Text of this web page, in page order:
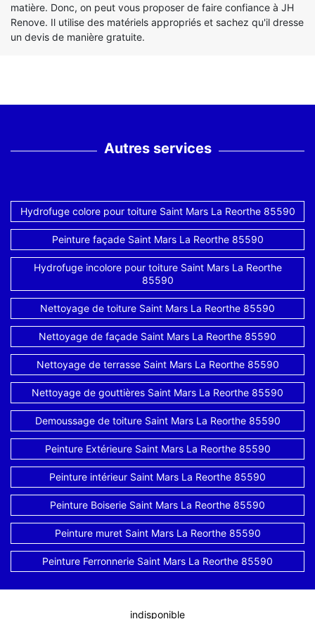
matière. Donc, on peut vous proposer de faire confiance à JH
Renove. Il utilise des matériels appropriés et sachez qu'il dresse
un devis de manière gratuite.
Autres services
Hydrofuge colore pour toiture Saint Mars La Reorthe 85590
Peinture façade Saint Mars La Reorthe 85590
Hydrofuge incolore pour toiture Saint Mars La Reorthe
85590
Nettoyage de toiture Saint Mars La Reorthe 85590
Nettoyage de façade Saint Mars La Reorthe 85590
Nettoyage de terrasse Saint Mars La Reorthe 85590
Nettoyage de gouttières Saint Mars La Reorthe 85590
Demoussage de toiture Saint Mars La Reorthe 85590
Peinture Extérieure Saint Mars La Reorthe 85590
Peinture intérieur Saint Mars La Reorthe 85590
Peinture Boiserie Saint Mars La Reorthe 85590
Peinture muret Saint Mars La Reorthe 85590
Peinture Ferronnerie Saint Mars La Reorthe 85590
indisponible